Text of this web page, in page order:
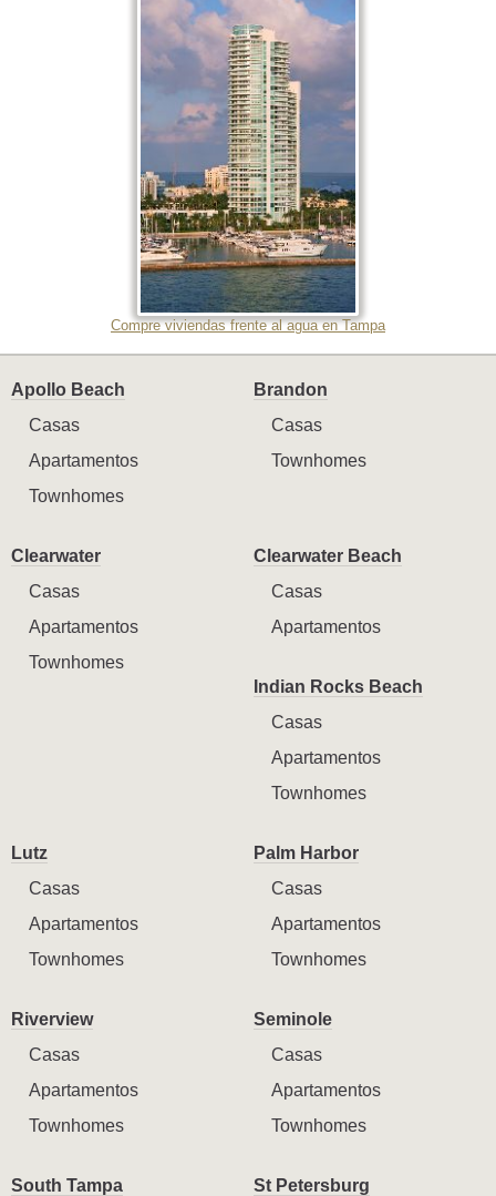
Compre viviendas frente al agua en Tampa
Apollo Beach
Casas
Apartamentos
Townhomes
Brandon
Casas
Townhomes
Clearwater
Casas
Apartamentos
Townhomes
Clearwater Beach
Casas
Apartamentos
Indian Rocks Beach
Casas
Apartamentos
Townhomes
Lutz
Casas
Apartamentos
Townhomes
Palm Harbor
Casas
Apartamentos
Townhomes
Riverview
Casas
Apartamentos
Townhomes
Seminole
Casas
Apartamentos
Townhomes
South Tampa
St Petersburg